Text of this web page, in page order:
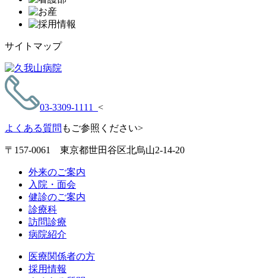
サイトマップ
03-3309-1111 <
よくある質問 もご参照ください>
〒157-0061 東京都世田谷区北烏山2-14-20
外来のご案内
入院・面会
健診のご案内
診療科
訪問診療
病院紹介
医療関係者の方
採用情報